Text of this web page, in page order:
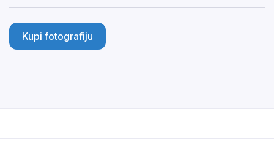
Kupi fotografiju